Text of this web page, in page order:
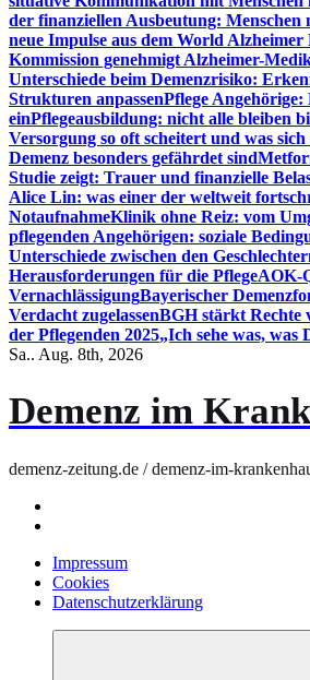
der finanziellen Ausbeutung: Menschen
neue Impulse aus dem World Alzheimer
Kommission genehmigt Alzheimer-
Unterschiede beim Demenzrisiko:
Strukturen anpassenPflege
einPflegeausbildung: nicht alle bleiben
Versorgung so oft scheitert und was
Demenz besonders gefährdet sind
Studie zeigt: Trauer und finanzielle
Alice Lin: was einer der weltweit
NotaufnahmeKlinik ohne Reiz: vom
pflegenden Angehörigen: soziale
Unterschiede zwischen den
Herausforderungen für die PflegeAOK-
VernachlässigungBayerischer
Verdacht zugelassenBGH stärkt Rechte
der Pflegenden 2025„Ich sehe was,
Sa.. Aug. 8th, 2026
Demenz im
demenz-zeitung.de / demenz-im-
Impressum
Cookies
Datenschutzerklärung